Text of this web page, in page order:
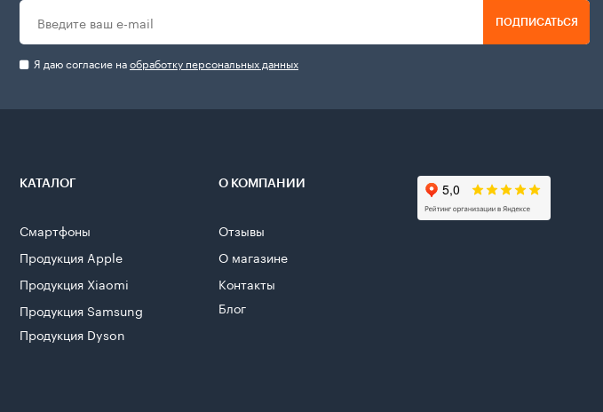
ПОДПИСАТЬСЯ
Я даю согласие наобработку персональных данных
КАТАЛОГ
Смартфоны
Продукция Apple
Продукция Xiaomi
Продукция Samsung
Продукция Dyson
О КОМПАНИИ
Отзывы
О магазине
Контакты
Блог